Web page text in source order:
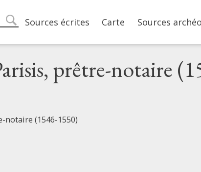
search
Main navigation
Sources écrites Carte Sources
prêtre-notaire
(1546-1550)